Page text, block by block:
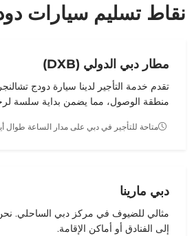
نقاط تسليم سيارات
مطار دبي الدولي (DXB)
تقدم خدمة التأجير لدينا سيارة دودج
منطقة الوصول، مما يضمن بداية سلسة
متاحة للتأجير في دبي على مدار الساعة طوال
دبي مارينا
مثالي للضيوف في مركز دبي الساحلي.
إلى الفنادق أو أماكن الإقامة.